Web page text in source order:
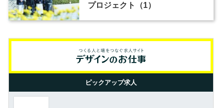
プロジェクト（1）
ピックアップ求人